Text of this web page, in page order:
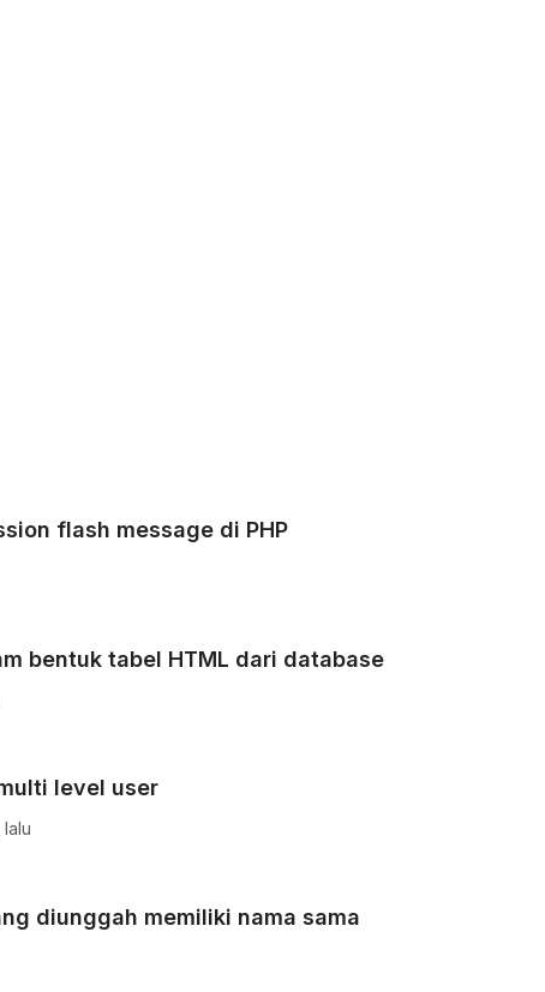
flash message di PHP
bentuk tabel HTML dari database
level user
lalu
diunggah memiliki nama sama